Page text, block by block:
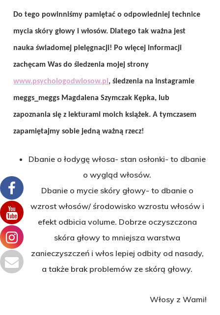
Do tego powinniśmy pamiętać o odpowiedniej technice
mycia skóry głowy i włosów. Dlatego tak ważna jest
nauka świadomej pielęgnacji! Po więcej informacji
zachęcam Was do śledzenia mojej strony
www.psychologodwlosow.pl , śledzenia na Instagramie
meggs_meggs Magdalena Szymczak Kępka, lub
zapoznania się z lekturami moich książek. A tymczasem
zapamiętajmy sobie jedną ważną rzecz!
Dbanie o łodygę włosa- stan osłonki- to dbanie
o wygląd włosów.
Dbanie o mycie skóry głowy- to dbanie o
wzrost włosów/ środowisko wzrostu włosów i
efekt odbicia volume. Dobrze oczyszczona
skóra głowy to mniejsza warstwa
zanieczyszczeń i włos lepiej odbity od nasady,
a także brak problemów ze skórą głowy.
Włosy z Wami!